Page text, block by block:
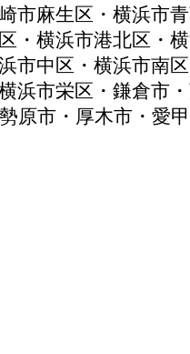
市麻生区・横浜市
・横浜市港北区・
市中区・横浜市南
浜市栄区・鎌倉市
原市・厚木市・愛